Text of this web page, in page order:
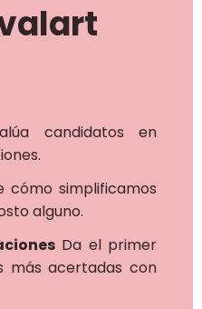
candidatos en
cómo simplificamos
alguno.
Da el primer
más acertadas con